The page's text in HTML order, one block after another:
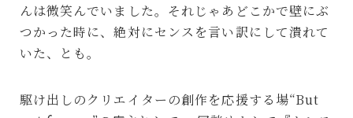
んは微笑んでいました。それじゃあどこかで壁にぶ
つかった時に、絶対にセンスを言い訳にして潰れて
いた、とも。
駆け出しのクリエイターの創作を応援する場“But